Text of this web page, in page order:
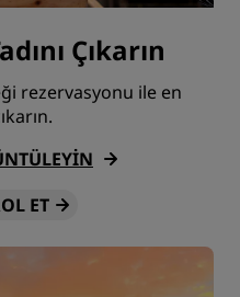
Çıkarın
rezervasyonu ile en
ET